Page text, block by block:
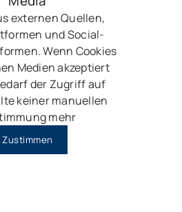
externen Quellen,
und Social-
Wenn Cookies
Medien akzeptiert
der Zugriff auf
keiner manuellen
mehr
Zustimmen